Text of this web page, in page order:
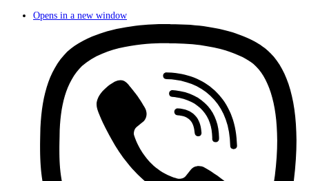
Opens in a new window